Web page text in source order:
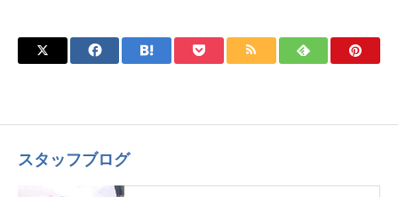
スタッフブログ